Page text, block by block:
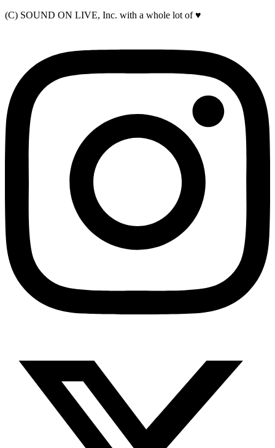
(C) SOUND ON LIVE, Inc. with a whole lot of ♥